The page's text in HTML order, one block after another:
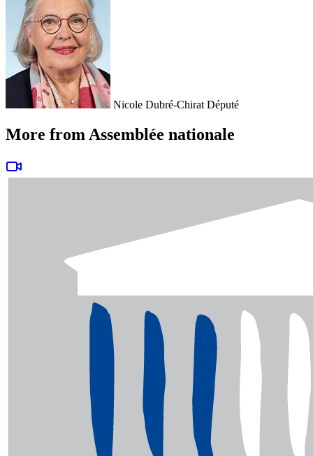
Nicole Dubré-Chirat Député
More from Assemblée nationale